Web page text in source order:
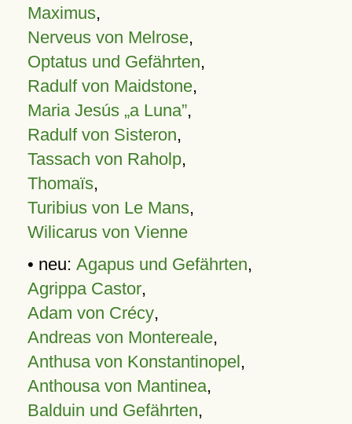
Maximus,
Nerveus von Melrose,
Optatus und Gefährten,
Radulf von Maidstone,
Maria Jesús „a Luna”,
Radulf von Sisteron,
Tassach von Raholp,
Thomaïs,
Turibius von Le Mans,
Wilicarus von Vienne
• neu: Agapus und Gefährten,
Agrippa Castor,
Adam von Crécy,
Andreas von Montereale,
Anthusa von Konstantinopel,
Anthousa von Mantinea,
Balduin und Gefährten,